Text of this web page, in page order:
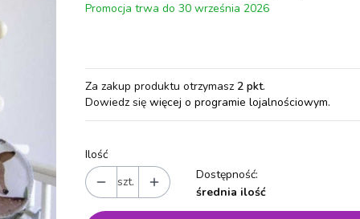
Promocja trwa do 30 września 2026
Za zakup produktu otrzymasz 2 pkt.
Dowiedz się więcej o programie lojalnościowym.
Ilość
szt.
Dostępność:
średnia ilość